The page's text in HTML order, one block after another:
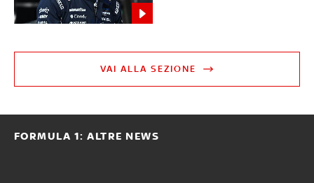
VAI ALLA SEZIONE
FORMULA 1: ALTRE NEWS